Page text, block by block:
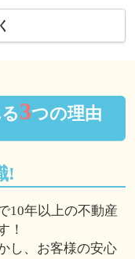
3つの理由
!
10年以上の不動産
！
し、お客様の安心